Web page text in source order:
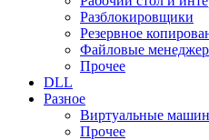
Разблокировщики
Резервное
Файловые
Прочее
DLL
Разное
Виртуальные
Прочее